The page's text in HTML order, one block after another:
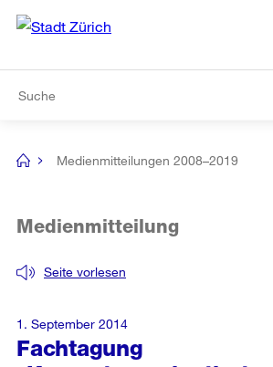
Navigation
[no
Medienmitteilungen 2008–2019
Fachtagung
Seite vorlesen
Medienmitteilung
1. September 2014